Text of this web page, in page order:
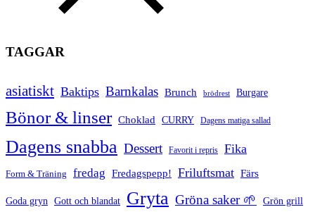
TAGGAR
asiatiskt Baktips Barnkalas Brunch brödrest Burgare
Bönor & linser Choklad CURRY Dagens matiga sallad
Dagens snabba Dessert Favorit i repris Fika
Form & Träning fredag Fredagspepp! Friluftsmat Färs
Goda gryn Gott och blandat Gryta Gröna saker 🌱 Grön grill